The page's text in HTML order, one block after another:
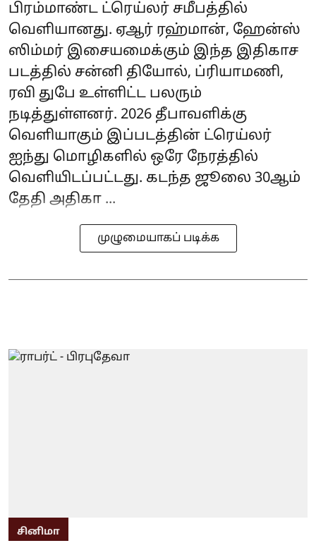
பிரம்மாண்ட ட்ரெய்லர் சமீபத்தில்
வெளியானது. ஏஆர் ரஹ்மான், ஹேன்ஸ்
ஸிம்மர் இசையமைக்கும் இந்த இதிகாச
படத்தில் சன்னி தியோல், ப்ரியாமணி,
ரவி துபே உள்ளிட்ட பலரும்
நடித்துள்ளனர். 2026 தீபாவளிக்கு
வெளியாகும் இப்படத்தின் ட்ரெய்லர்
ஐந்து மொழிகளில் ஒரே நேரத்தில்
வெளியிடப்பட்டது. கடந்த ஜூலை 30ஆம்
தேதி அதிகா ...
முழுமையாகப் படிக்க
சினிமா